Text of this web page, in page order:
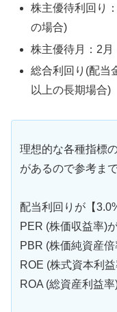
株主優待利回り
の場合)
株主優待月：2月
総合利回り(配当
以上の長期場合)
理想的な各種指標
があるので参考ま
配当利回りが【
PER (株価収益率)
PBR (株価純資産倍
ROE (株式資本利
ROA (総資産利益率